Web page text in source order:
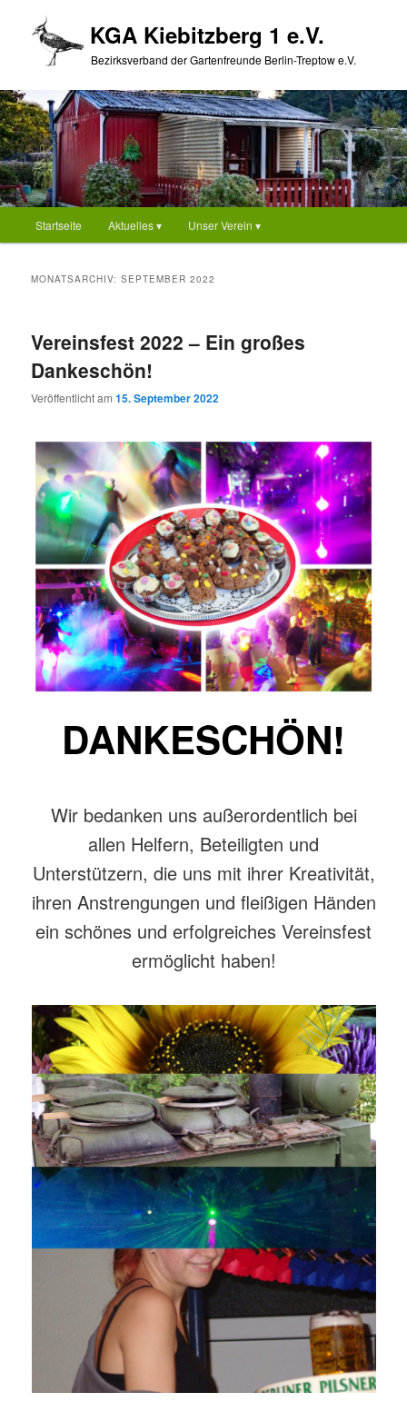
primären
sekundären
KGA Kiebitzberg 1 e.V.
Bezirksverband der Gartenfreunde Berlin-Treptow e.V.
Startseite Aktuelles ▾ Unser Verein ▾
MONATSARCHIV:SEPTEMBER 2022
Vereinsfest 2022 – Ein großes
Dankeschön!
Veröffentlicht am15. September 2022
DANKESCHÖN!
Wir bedanken uns außerordentlich bei
allen Helfern, Beteiligten und
Unterstützern, die uns mit ihrer Kreativität,
ihren Anstrengungen und fleißigen Händen
ein schönes und erfolgreiches Vereinsfest
ermöglicht haben!